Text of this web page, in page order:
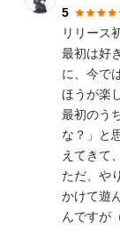
5
リリース
最初は好
に、今で
ほうが楽
最初のう
な？」と
えてきて
ただ、や
かけて遊
んですが